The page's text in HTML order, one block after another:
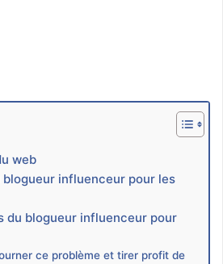
web
blogueur influenceur pour les
du blogueur influenceur pour
ce problème et tirer profit de